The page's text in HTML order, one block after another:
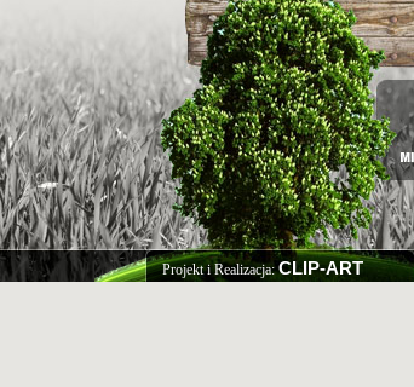
Projekt i Realizacja:CLIP-ART